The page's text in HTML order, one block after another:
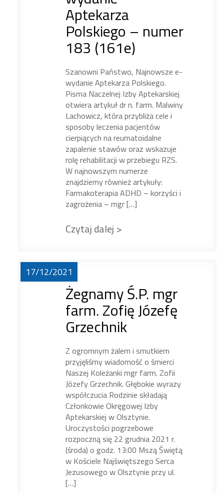
Aptekarza
Polskiego – numer
183 (161e)
Szanowni Państwo, Najnowsze e-
wydanie Aptekarza Polskiego.
Pisma Naczelnej Izby Aptekarskiej
otwiera artykuł dr n. farm. Malwiny
Lachowicz, która przybliża cele i
sposoby leczenia pacjentów
cierpiących na reumatoidalne
zapalenie stawów oraz wskazuje
rolę rehabilitacji w przebiegu RZS.
W najnowszym numerze
znajdziemy również artykuły:
Farmakoterapia ADHD – korzyści i
zagrożenia – mgr […]
Czytaj dalej >
17/12/2021
Żegnamy Ś.P. mgr
farm. Zofię Józefę
Grzechnik
Z ogromnym żalem i smutkiem
przyjęliśmy wiadomość o śmierci
Naszej Koleżanki mgr farm. Zofii
Józefy Grzechnik. Głębokie wyrazy
współczucia Rodzinie składają
Członkowie Okręgowej Izby
Aptekarskiej w Olsztynie.
Uroczystości pogrzebowe
rozpoczną się 22 grudnia 2021 r.
(środa) o godz. 13:00 Mszą Świętą
w Kościele Najświętszego Serca
Jezusowego w Olsztynie przy ul.
[…]